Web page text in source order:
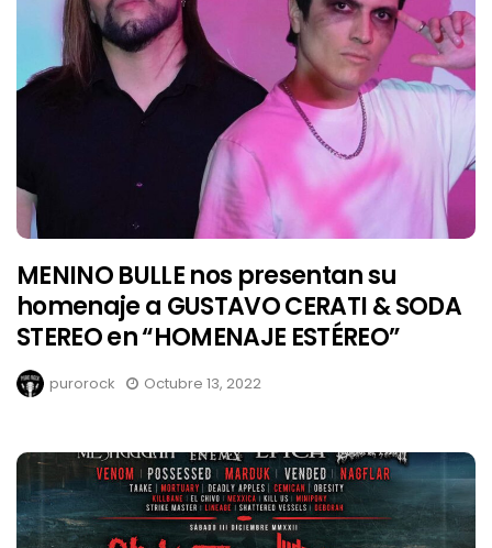
MENINO BULLE nos presentan su
homenaje a GUSTAVO CERATI & SODA
STEREO en “HOMENAJE ESTÉREO”
purorock Octubre 13, 2022